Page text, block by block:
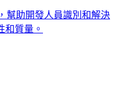
幫助開發人員識別和解決
和質量。